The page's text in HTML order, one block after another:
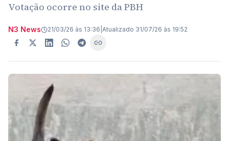
Votação ocorre no site da PBH
N3 News 21/03/26 às 13:36 Atualizado 31/07/26 às 19:52